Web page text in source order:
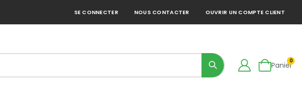
SE CONNECTER NOUS CONTACTER OUVRIR UN COMPTE CLIENT
Panier
0